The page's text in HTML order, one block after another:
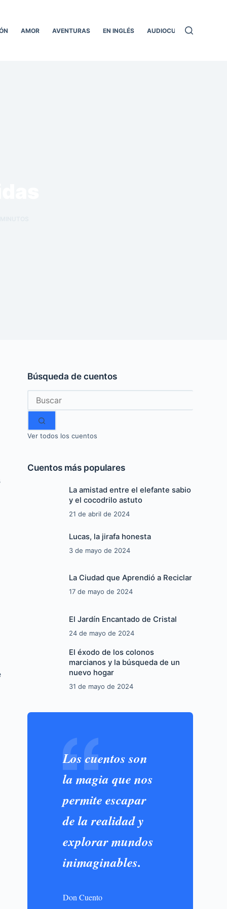
AMOR AVENTURAS EN INGLÉS AUDIOCUENTOS
Búsqueda de cuentos
Sin
resultados
Ver todos los cuentos
Cuentos más populares
La amistad entre el elefante sabio
y el cocodrilo astuto
21 de abril de 2024
Lucas, la jirafa honesta
3 de mayo de 2024
La Ciudad que Aprendió a Reciclar
17 de mayo de 2024
El Jardín Encantado de Cristal
24 de mayo de 2024
El éxodo de los colonos
marcianos y la búsqueda de un
nuevo hogar
31 de mayo de 2024
Los cuentos son
la magia que nos
permite escapar
de la realidad y
explorar mundos
inimaginables.
Don Cuento